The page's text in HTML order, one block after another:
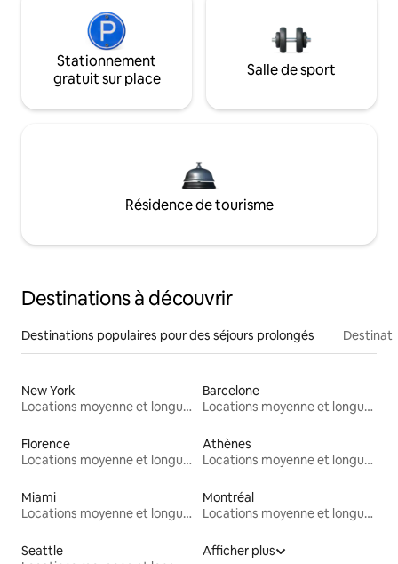
Stationnement
gratuit sur place
Salle de sport
Résidence de tourisme
Destinations à découvrir
Destinations populaires pour des séjours prolongés
New York
Locations moyenne et longue durée
Barcelone
Locations moyenne et longue durée
Florence
Locations moyenne et longue durée
Athènes
Locations moyenne et longue durée
Miami
Locations moyenne et longue durée
Montréal
Locations moyenne et longue durée
Seattle
Afficher plus